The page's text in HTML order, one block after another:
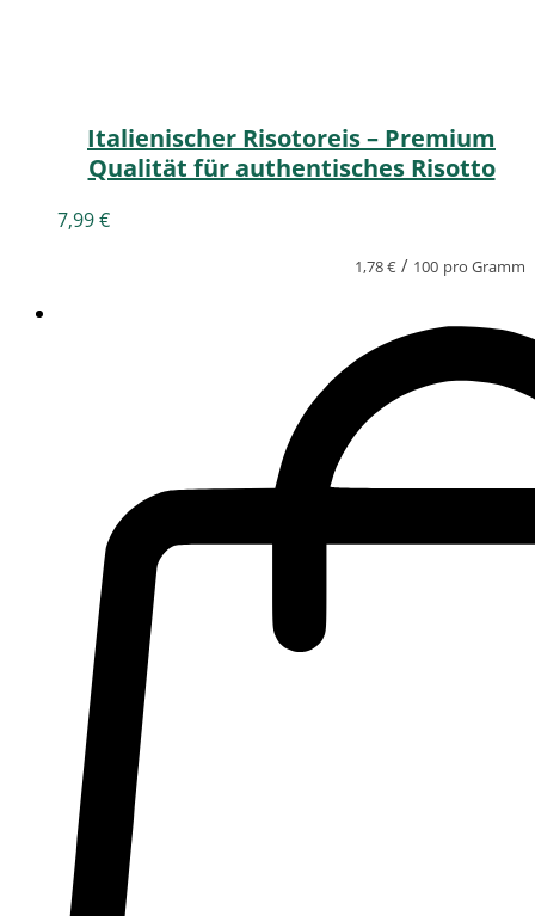
Italienischer Risotoreis – Premium
Qualität für authentisches Risotto
7,99€
1,78€ / 100 pro Gramm